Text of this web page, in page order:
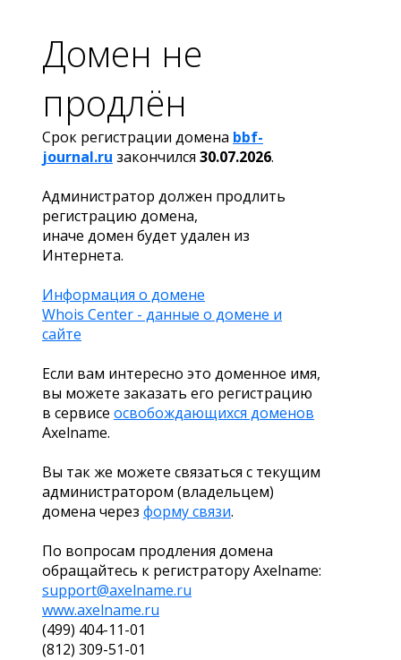
Домен не
продлён
Срок регистрации домена bbf-
journal.ru закончился 30.07.2026.
Администратор должен продлить
регистрацию домена,
иначе домен будет удален из
Интернета.
Информация о домене
Whois Center - данные о домене и
сайте
Если вам интересно это доменное имя,
вы можете заказать его регистрацию
в сервисе освобождающихся доменов
Axelname.
Вы так же можете связаться с текущим
администратором (владельцем)
домена через форму связи.
По вопросам продления домена
обращайтесь к регистратору Axelname:
support@axelname.ru
www.axelname.ru
(499) 404-11-01
(812) 309-51-01